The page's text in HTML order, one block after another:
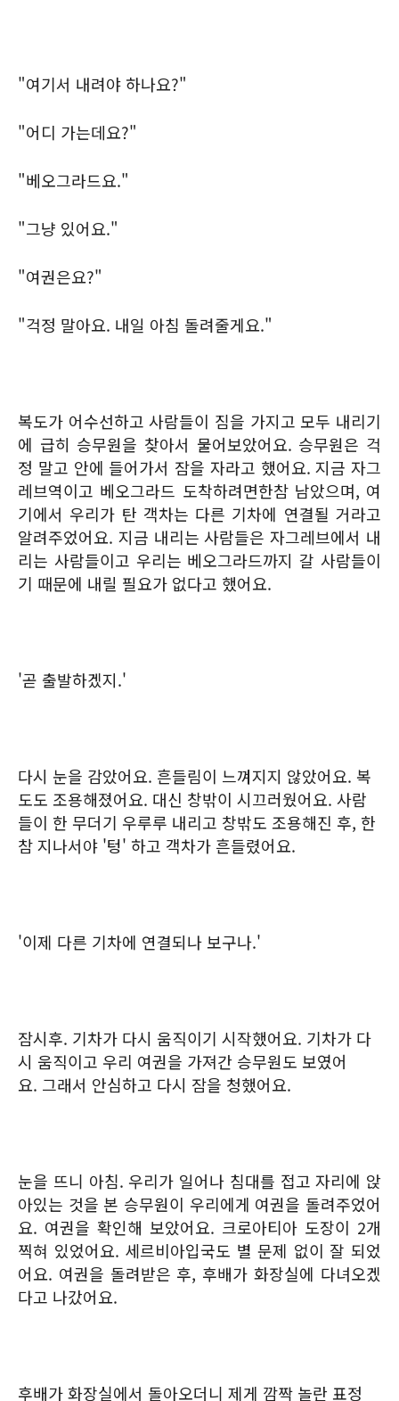
"여기서 내려야 하나요?"
"어디 가는데요?"
"베오그라드요."
"그냥 있어요."
"여권은요?"
"걱정 말아요. 내일 아침 돌려줄게요."
복도가 어수선하고 사람들이 짐을 가지고 모두 내리기
에 급히 승무원을 찾아서 물어보았어요. 승무원은 걱
정 말고 안에 들어가서 잠을 자라고 했어요. 지금 자그
레브역이고 베오그라드 도착하려면한참 남았으며, 여
기에서 우리가 탄 객차는 다른 기차에 연결될 거라고
알려주었어요. 지금 내리는 사람들은 자그레브에서 내
리는 사람들이고 우리는 베오그라드까지 갈 사람들이
기 때문에 내릴 필요가 없다고 했어요.
'곧 출발하겠지.'
다시 눈을 감았어요. 흔들림이 느껴지지 않았어요. 복
도도 조용해졌어요. 대신 창밖이 시끄러웠어요. 사람
들이 한 무더기 우루루 내리고 창밖도 조용해진 후, 한
참 지나서야 '텅' 하고 객차가 흔들렸어요.
'이제 다른 기차에 연결되나 보구나.'
잠시후. 기차가 다시 움직이기 시작했어요. 기차가 다
시 움직이고 우리 여권을 가져간 승무원도 보였어
요. 그래서 안심하고 다시 잠을 청했어요.
눈을 뜨니 아침. 우리가 일어나 침대를 접고 자리에 앉
아있는 것을 본 승무원이 우리에게 여권을 돌려주었어
요. 여권을 확인해 보았어요. 크로아티아 도장이 2개
찍혀 있었어요. 세르비아입국도 별 문제 없이 잘 되었
어요. 여권을 돌려받은 후, 후배가 화장실에 다녀오겠
다고 나갔어요.
후배가 화장실에서 돌아오더니 제게 깜짝 놀란 표정